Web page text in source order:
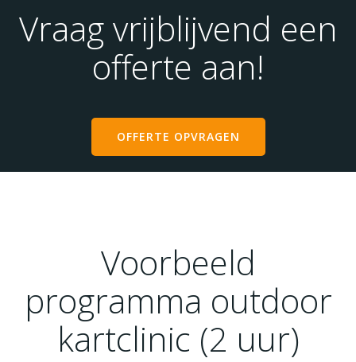
Vraag vrijblijvend een
offerte aan!
OFFERTE OPVRAGEN
Voorbeeld
programma outdoor
kartclinic (2 uur)